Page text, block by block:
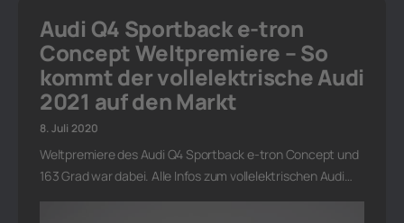
Audi Q4 Sportback e-tron
Concept Weltpremiere – So
kommt der vollelektrische Audi
2021 auf den Markt
8. Juli 2020
Weltpremiere des Audi Q4 Sportback e-tron Concept und
163 Grad war dabei. Alle Infos zum vollelektrischen Audi…